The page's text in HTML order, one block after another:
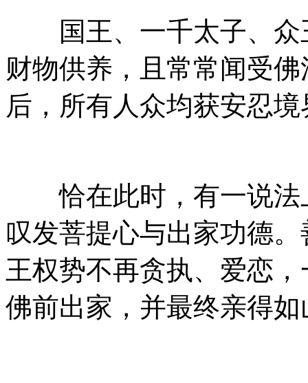
国王、一千太子、众
财物供养，且常常闻受
后，所有人众均获安忍境
恰在此时，有一说法
叹发菩提心与出家功德
王权势不再贪执、爱恋
佛前出家，并最终亲得